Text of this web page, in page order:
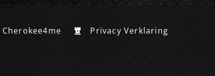
Cherokee4me Privacy Verklaring